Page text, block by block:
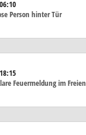
Person hinter Tür
Feuermeldung im Freien